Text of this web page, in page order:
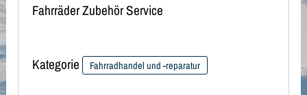
Fahrräder Zubehör Service
Kategorie Fahrradhandel und -reparatur